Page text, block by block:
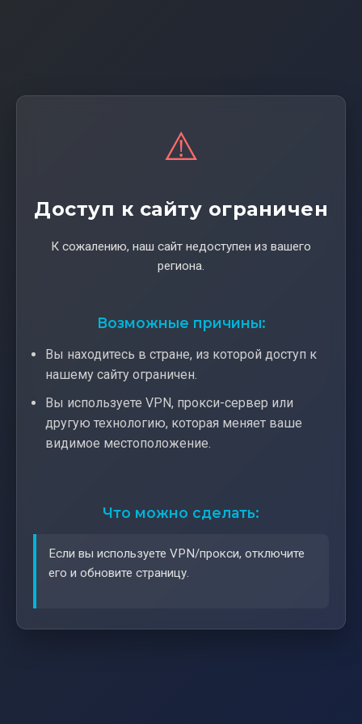
⚠️
Доступ к сайту ограничен
К сожалению, наш сайт недоступен из вашего
региона.
Возможные причины:
Вы находитесь в стране, из которой доступ к
нашему сайту ограничен.
Вы используете VPN, прокси-сервер или
другую технологию, которая меняет ваше
видимое местоположение.
Что можно сделать:
Если вы используете VPN/прокси, отключите
его и обновите страницу.